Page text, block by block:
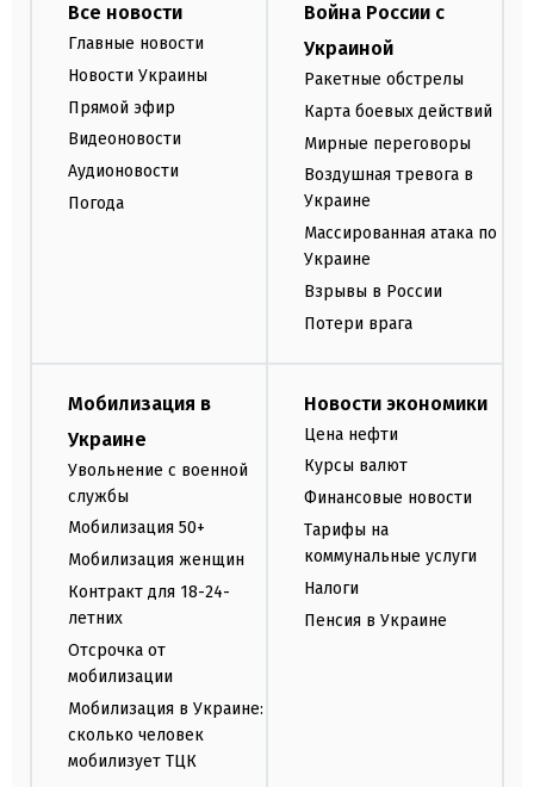
Все новости
Главные новости
Новости Украины
Прямой эфир
Видеоновости
Аудионовости
Погода
Война России с
Украиной
Ракетные обстрелы
Карта боевых действий
Мирные переговоры
Воздушная тревога в
Украине
Массированная атака по
Украине
Взрывы в России
Потери врага
Мобилизация в
Украине
Увольнение с военной
службы
Мобилизация 50+
Мобилизация женщин
Контракт для 18-24-
летних
Отсрочка от
мобилизации
Мобилизация в Украине:
сколько человек
мобилизует ТЦК
Новости экономики
Цена нефти
Курсы валют
Финансовые новости
Тарифы на
коммунальные услуги
Налоги
Пенсия в Украине